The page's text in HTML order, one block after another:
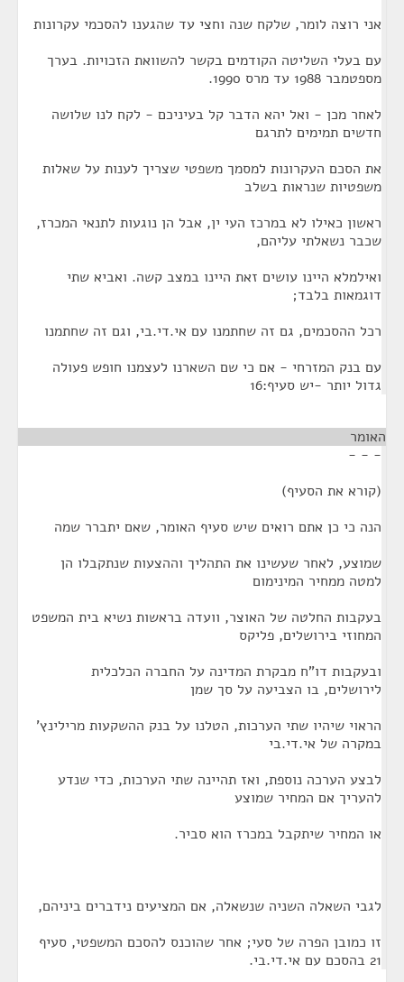
אני רוצה לומר, שלקח שנה וחצי עד שהגענו להסכמי עקרונות
עם בעלי השליטה הקודמים בקשר להשוואת הזכויות. בערך
מספטמבר 1988 עד מרס 1990.
לאחר מכן - ואל יהא הדבר קל בעיניכם - לקח לנו שלושה
חדשים תמימים לתרגם
את הסכם העקרונות למסמך משפטי שצריך לענות על שאלות
משפטיות שנראות בשלב
ראשון כאילו לא במרכז העי ין, אבל הן נוגעות לתנאי המכרז,
שכבר נשאלתי עליהם,
ואילמלא היינו עושים זאת היינו במצב קשה. ואביא שתי
דוגמאות בלבד;
רכל ההסכמים, גם זה שחתמנו עם אי.די.בי, וגם זה שחתמנו
עם בנק המזרחי - אם כי שם השארנו לעצמנו חופש פעולה
גדול יותר -יש סעיף:16
האומר
- - -
(קורא את הסעיף)
הנה כי כן אתם רואים שיש סעיף האומר, שאם יתברר שמה
שמוצע, לאחר שעשינו את התהליך וההצעות שנתקבלו הן
למטה ממחיר המינימום
בעקבות החלטה של האוצר, וועדה בראשות נשיא בית המשפט
המחוזי בירושלים, פליקס
ובעקבות דו"ח מבקרת המדינה על החברה הכלכלית
לירושלים, בו הצביעה על סך שמן
הראוי שיהיו שתי הערכות, הטלנו על בנק ההשקעות מרילינץ'
במקרה של אי.די.בי
לבצע הערכה נוספת, ואז תהיינה שתי הערכות, כדי שנדע
להעריך אם המחיר שמוצע
או המחיר שיתקבל במכרז הוא סביר.
לגבי השאלה השניה שנשאלה, אם המציעים נידברים ביניהם,
זו כמובן הפרה של סעי; אחר שהוכנס להסכם המשפטי, סעיף
21 בהסכם עם אי.די.בי.